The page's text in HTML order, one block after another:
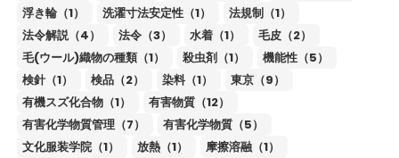
浮き輪（1）
洗濯寸法安定性（1）
法規制（1）
法令解説（4）
法令（3） 水着（1）
毛皮（2）
毛(ウール)織物の種類（1）
殺虫剤（1）
機能性（5）
検針（1）
検品（2） 染料（1）
東京（9）
有機スズ化合物（1）
有害物質（12）
有害化学物質管理（7）
有害化学物質（5）
文化服装学院（1）
放熱（1）
摩擦溶融（1）